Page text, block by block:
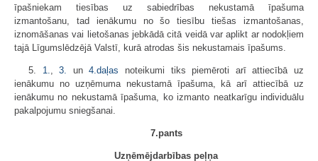
īpašniekam tiesības uz sabiedrības nekustamā īpašuma
izmantošanu, tad ienākumu no šo tiesību tiešas izmantošanas,
iznomāšanas vai lietošanas jebkādā citā veidā var aplikt ar nodokļiem
tajā Līgumslēdzējā Valstī, kurā atrodas šis nekustamais īpašums.
5. 1.,3. un4.daļas noteikumi tiks piemēroti arī attiecībā uz
ienākumu no uzņēmuma nekustamā īpašuma, kā arī attiecībā uz
ienākumu no nekustamā īpašuma, ko izmanto neatkarīgu individuālu
pakalpojumu sniegšanai.
7.pants
Uzņēmējdarbības peļņa